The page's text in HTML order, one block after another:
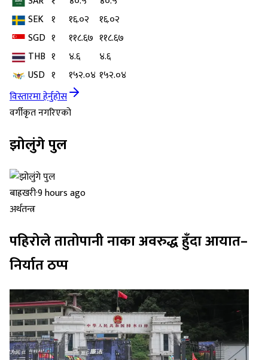
SEK १ १६.०२
१६.०२
SGD १ ११८.६७ ११८.६७
THB १ ४.६
४.६
USD १ १५२.०४ १५२.०४
विस्तारमा हेर्नुहोस
वर्गीकृत नगरिएको
झोलुंगे पुल
बाह्रखरी·9 hours ago
अर्थतन्त्र
पहिरोले तातोपानी नाका अवरुद्ध हुँदा आयात–
निर्यात ठप्प